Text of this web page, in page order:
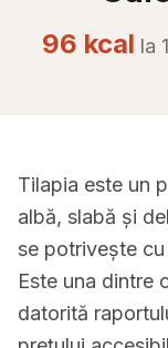
96 kcal la
Tilapia este un
albă, slabă și
se potrivește
Este una dintre
datorită